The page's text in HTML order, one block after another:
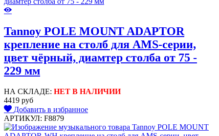
Tannoy POLE MOUNT ADAPTOR
крепление на столб для AMS-серии,
цвет чёрный, диамтер столба от 75 -
229 мм
НА СКЛАДЕ: НЕТ В НАЛИЧИИ
4419 руб
Добавить в избранное
АРТИКУЛ: F8879